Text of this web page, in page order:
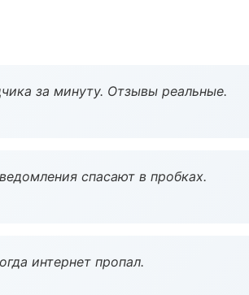
за минуту. Отзывы реальные.
спасают в пробках.
интернет пропал.